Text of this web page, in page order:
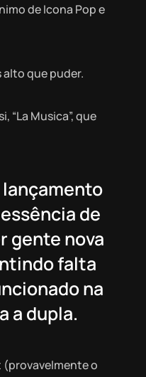
de Icona Pop e
alto que puder.
“La Musica”, que
lançamento
de
gente nova
falta
na
a dupla.
(provavelmente o